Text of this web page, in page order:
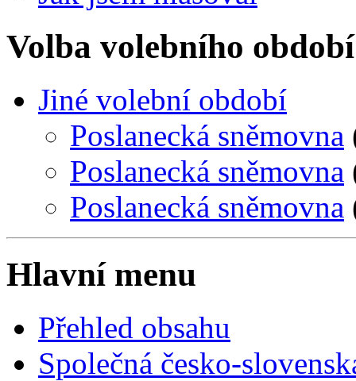
Volba volebního období
Jiné volební období
Poslanecká sněmovna
Poslanecká sněmovna
Poslanecká sněmovna
Hlavní menu
Přehled obsahu
Společná česko-